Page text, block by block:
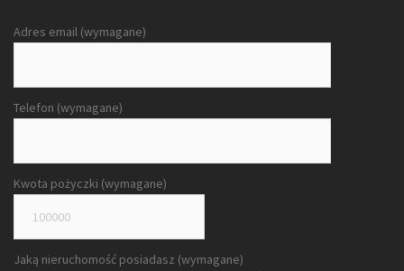
Adres email (wymagane)
Telefon (wymagane)
Kwota pożyczki (wymagane)
Jaką nieruchomość posiadasz (wymagane)